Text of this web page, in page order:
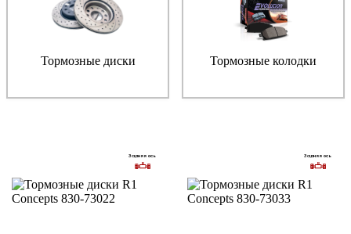
Тормозные диски Тормозные колодки
Задняя ось Задняя ось